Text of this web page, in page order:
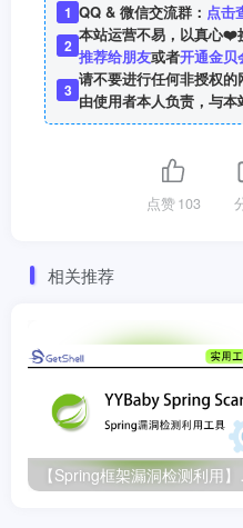
1 QQ & 微信交流群： 点击
2
本站运营不易，以真心❤️
推荐给朋友或者开通金贝
3
请不要进行任何非授权
由使用者本人负责，与本
点赞103
相关推荐
【